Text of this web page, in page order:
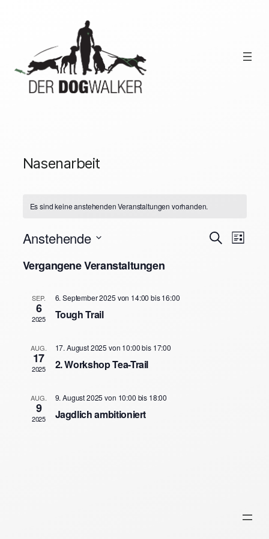
Nasenarbeit
Es sind keine anstehenden Veranstaltungen vorhanden.
SucheListe
Anstehende
wählen.
Vergangene Veranstaltungen
SEP.
6
2025
6. September 2025 von 14:00 bis16:00
Tough Trail
AUG.
17
2025
17. August 2025 von 10:00bis 17:00
2. Workshop Tea-Trail
AUG.
9
2025
9. August 2025 von 10:00 bis 18:00
Jagdlich ambitioniert